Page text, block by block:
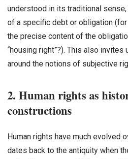
understood in its traditional
of a specific debt or obligation (for
the precise content of the
“housing right”?). This also
around the notions of subjective
2. Human rights as
constructions
Human rights have much evolved
dates back to the antiquity when